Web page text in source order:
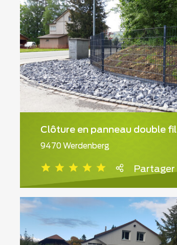
Clôture en panneau double fil
9470 Werdenberg
Partager